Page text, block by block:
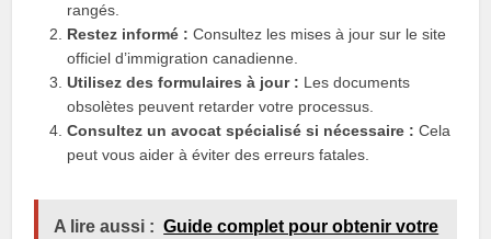
rangés.
Restez informé : Consultez les mises à jour sur le site
officiel d’immigration canadienne.
Utilisez des formulaires à jour : Les documents
obsolètes peuvent retarder votre processus.
Consultez un avocat spécialisé si nécessaire : Cela
peut vous aider à éviter des erreurs fatales.
A lire aussi : Guide complet pour obtenir votre